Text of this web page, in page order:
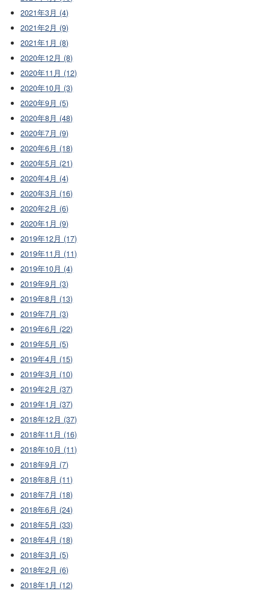
2021年3月 (4)
2021年2月 (9)
2021年1月 (8)
2020年12月 (8)
2020年11月 (12)
2020年10月 (3)
2020年9月 (5)
2020年8月 (48)
2020年7月 (9)
2020年6月 (18)
2020年5月 (21)
2020年4月 (4)
2020年3月 (16)
2020年2月 (6)
2020年1月 (9)
2019年12月 (17)
2019年11月 (11)
2019年10月 (4)
2019年9月 (3)
2019年8月 (13)
2019年7月 (3)
2019年6月 (22)
2019年5月 (5)
2019年4月 (15)
2019年3月 (10)
2019年2月 (37)
2019年1月 (37)
2018年12月 (37)
2018年11月 (16)
2018年10月 (11)
2018年9月 (7)
2018年8月 (11)
2018年7月 (18)
2018年6月 (24)
2018年5月 (33)
2018年4月 (18)
2018年3月 (5)
2018年2月 (6)
2018年1月 (12)